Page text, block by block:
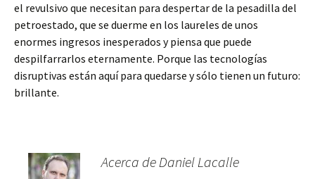
el revulsivo que necesitan para despertar de la pesadilla del
petroestado, que se duerme en los laureles de unos
enormes ingresos inesperados y piensa que puede
despilfarrarlos eternamente. Porque las tecnologías
disruptivas están aquí para quedarse y sólo tienen un futuro:
brillante.
Acerca de Daniel Lacalle